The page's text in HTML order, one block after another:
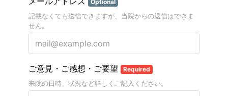
Optional
記載なくても送信できますが、当院からの返信はできま
せん。
ご意見・ご感想・ご要望 Required
来院の日時、状況など詳しくご記入ください。